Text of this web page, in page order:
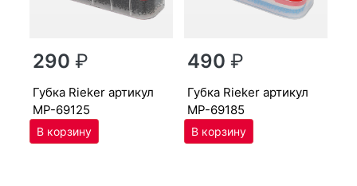
290₽
губ­ка Ri­eker артикул
MP-69125
490₽
губ­ка Ri­eker артикул
MP-69185